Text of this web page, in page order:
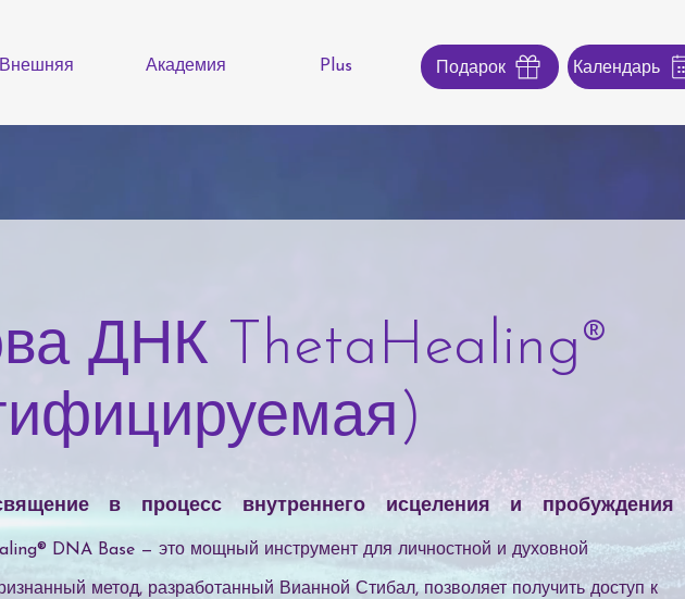
Внешняя Академия Plus Подарок Календарь
ДНК ThetaHealing®
в процесс внутреннего исцеления и пробуждения
DNA Base — это мощный инструмент для личностной и духовной
метод, разработанный Вианной Стибал, позволяет получить доступ к